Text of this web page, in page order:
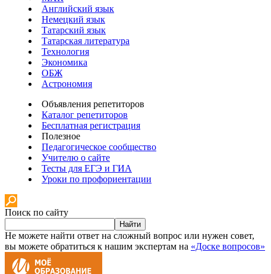
Английский язык
Немецкий язык
Татарский язык
Татарская литература
Технология
Экономика
ОБЖ
Астрономия
Объявления репетиторов
Каталог репетиторов
Бесплатная регистрация
Полезное
Педагогическое сообщество
Учителю о сайте
Тесты для ЕГЭ и ГИА
Уроки по профориентации
Поиск по сайту
Найти
Не можете найти ответ на сложный вопрос или нужен совет,
вы можете обратиться к нашим экспертам на «Доске вопросов»